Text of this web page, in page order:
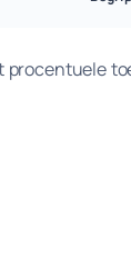
procentuele